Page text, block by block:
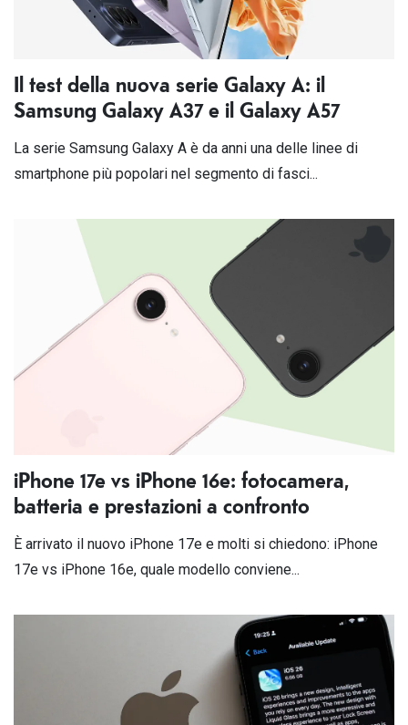
Il test della nuova serie Galaxy A: il
Samsung Galaxy A37 e il Galaxy A57
La serie Samsung Galaxy A è da anni una delle linee di
smartphone più popolari nel segmento di fasci...
iPhone 17e vs iPhone 16e: fotocamera,
batteria e prestazioni a confronto
È arrivato il nuovo iPhone 17e e molti si chiedono: iPhone
17e vs iPhone 16e, quale modello conviene...